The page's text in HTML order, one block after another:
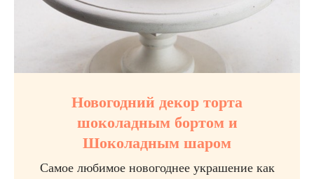
Новогодний декор торта
шоколадным бортом и
Шоколадным шаром
Самое любимое новогоднее украшение как